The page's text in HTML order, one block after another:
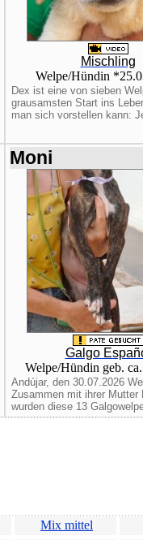
Mischling
Welpe/Hündin
Dex ist eine von sieben
grausamsten Start ins
man sich vorstellen kann:
Moni
Galgo
Welpe/Hündin geb.
Andújar, den 30.07.2026
Zusammen mit ihrer Mutter
wurden diese 13
Mix mittel